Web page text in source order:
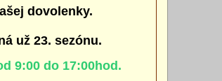
dovolenky.
už 23. sezónu.
9:00 do 17:00hod.